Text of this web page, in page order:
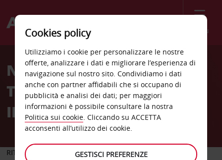
Menù
NOLEGGIO AUTO A LUNGO
TERMINE CON 1.700 KM
INCLUSI
RITIRO DA
Cookies policy
Utilizziamo i cookie per personalizzare le nostre
offerte, analizzare i dati e migliorare l’esperienza di
navigazione sul nostro sito. Condividiamo i dati
anche con partner affidabili che si occupano di
pubblicità e analisi dei dati; per maggiori
informazioni è possibile consultare la nostra
Politica sui cookie. Cliccando su ACCETTA
acconsenti all’utilizzo dei cookie.
GESTISCI PREFERENZE